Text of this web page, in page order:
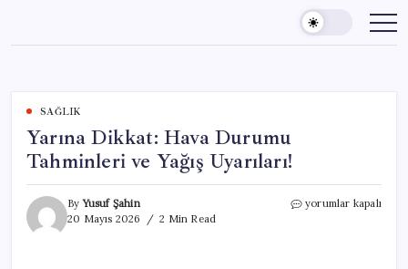
content
SAĞLIK
Yarına Dikkat: Hava Durumu
Tahminleri ve Yağış Uyarıları!
ByYusuf Şahin
20 Mayıs 2026
2 Min Read
Yarına
yorumlar kapalı